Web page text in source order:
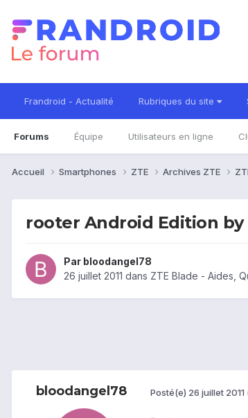
Frandroid - Actualité Rubriques du site
Forums Équipe Utilisateurs en ligne
Accueil Smartphones ZTE Archives ZTE
rooter Android Edition by
Par bloodangel78
26 juillet 2011 dans ZTE Blade - Aides,
bloodangel78 Posté(e) 26 juillet 2011